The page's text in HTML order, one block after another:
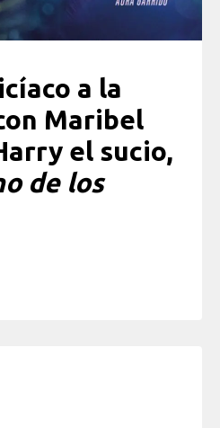
a la
Maribel
el sucio,
de los